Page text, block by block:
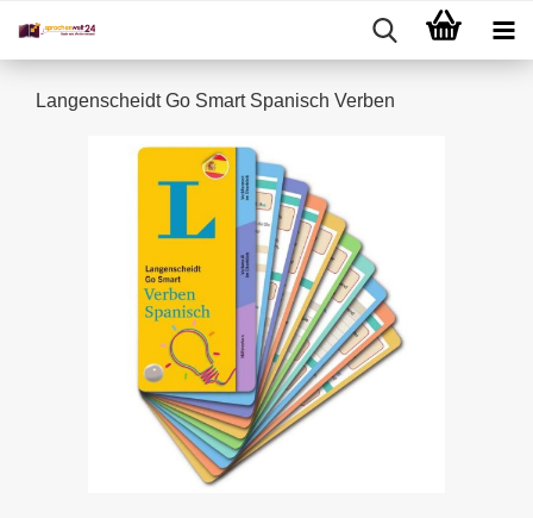
Langenscheidt Go Smart Spanisch Verben